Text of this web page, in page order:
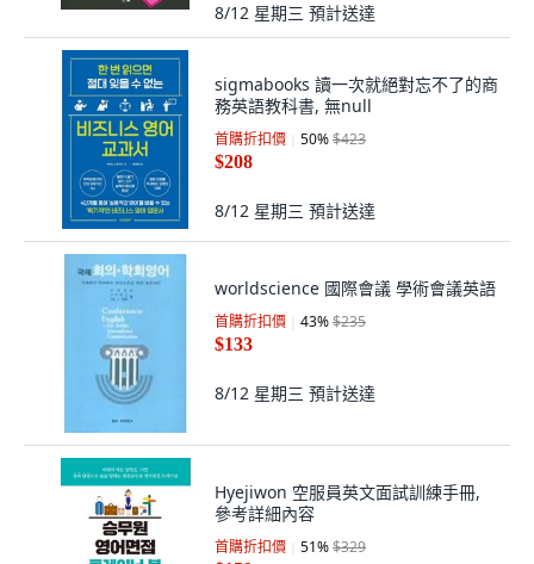
8/12 星期三 預計送達
sigmabooks 讀一次就絕對忘不了的商
務英語教科書, 無null
首購折扣價 50%$423
$208
8/12 星期三 預計送達
worldscience 國際會議 學術會議英語
首購折扣價 43%$235
$133
8/12 星期三 預計送達
Hyejiwon 空服員英文面試訓練手冊,
參考詳細內容
首購折扣價 51%$329